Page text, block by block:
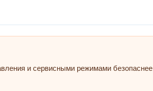
и сервисными режимами безопаснее